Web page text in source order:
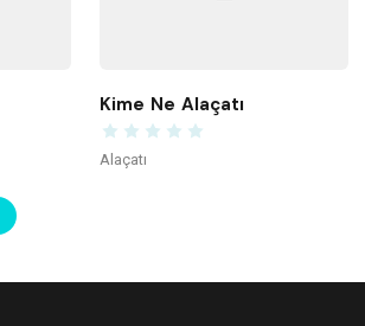
Kime Ne Alaçatı
Alaçatı